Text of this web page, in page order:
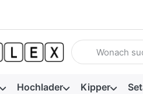
Geben Sie
Hochlader Kipper